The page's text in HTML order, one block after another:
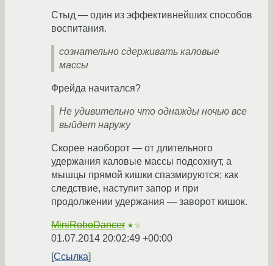
Стыд — один из эффективнейших способов
воспитания.
сознательно сдерживать каловые
массы
Фрейда начитался?
Не удивительно что однажды ночью все
выйдет наружу
Скорее наоборот — от длительного
удержания каловые массы подсохнут, а
мышцы прямой кишки спазмируются; как
следствие, наступит запор и при
продолжении удержания — заворот кишок.
MiniRoboDancer ★☆
01.07.2014 20:02:49 +00:00
Ссылка